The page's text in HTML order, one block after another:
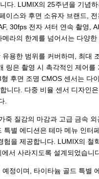
다. LUMIX의 25주년을 기념
이스와 후면 소유자 브랜드,
30fps 전자 셔터 연속 촬영,
라의 한계를 넘어서는 다양
용한 범위를 커버하며, 최대
링은 촬영 시 촉각적인 제어를
후면 조명 CMOS 센서는 다
니다. 다중 비율 센서 디자인
.
죽 질감의 마감과 고급 금속
별 에디션은 테마 메뉴 인터
을 제공합니다. LUMIX의 철
서 사라지도록 설계되었습니
정이며, 타이타늄 골드 특별